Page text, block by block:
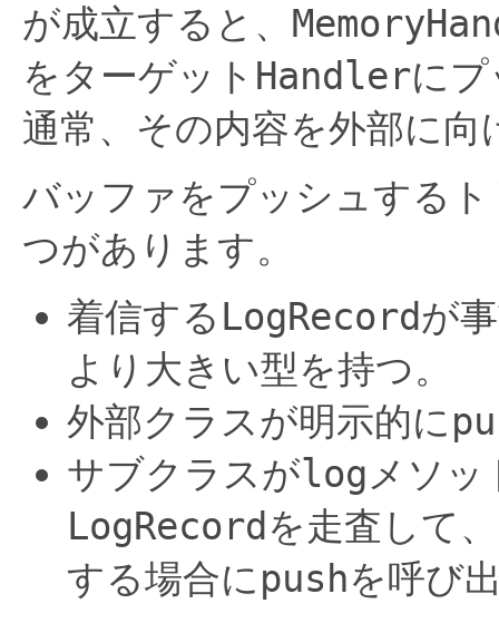
が成立すると、
をターゲット Handlerに
通常、その内容を外部に向
バッファをプッシュする
つがあります。
着信する LogRecordが
より大きい型を持つ。
外部クラスが明示的に
サブクラスがlogメソッ
LogRecordを走査して
する場合にpushを呼び